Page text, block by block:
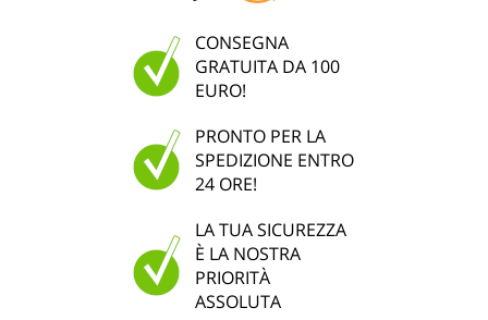
CONSEGNA
GRATUITA DA 100
EURO!
PRONTO PER LA
SPEDIZIONE ENTRO
24 ORE!
LA TUA SICUREZZA
È LA NOSTRA
PRIORITÀ
ASSOLUTA